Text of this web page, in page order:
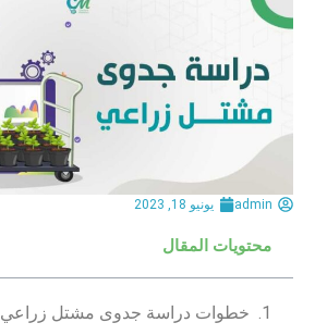
admin يونيو 18, 2023
محتويات المقال
خطوات دراسة جدوى مشتل زراعي